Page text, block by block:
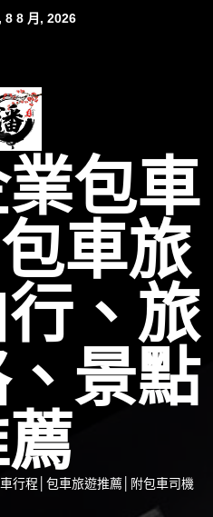
8 8 月, 2026
包車
車旅
、旅
景點
行程│包車旅遊推薦│附包車司機